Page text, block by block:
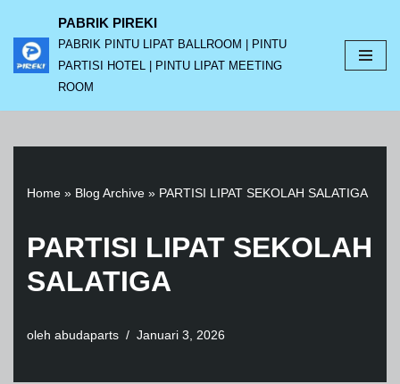
Lompat
ke
PABRIK PIREKI
PABRIK PINTU LIPAT BALLROOM | PINTU
PARTISI HOTEL | PINTU LIPAT MEETING
ROOM
Home » Blog Archive » PARTISI LIPAT SEKOLAH SALATIGA
PARTISI LIPAT SEKOLAH
SALATIGA
oleh abudaparts Januari 3, 2026